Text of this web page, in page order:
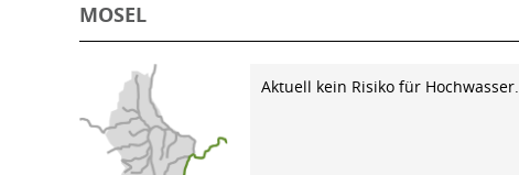
MOSEL
Aktuell kein Risiko für Hochwasser.